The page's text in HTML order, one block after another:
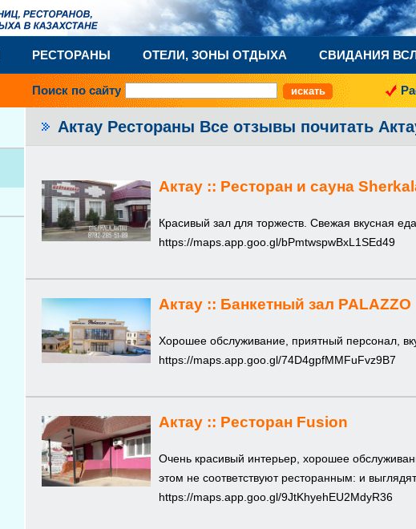
РЕСТОРАНЫ ОТЕЛИ, ЗОНЫ ОТДЫХА СВИДАНИЯ
Поиск по сайту
Актау Рестораны Все отзывы почитать
Актау :: Ресторан и сауна
Красивый зал для торжеств. Свежая вкусная
https://maps.app.goo.gl/bPmtwspwBxL1SEd49
Актау :: Банкетный зал PALAZZO
Хорошее обслуживание, приятный персонал,
https://maps.app.goo.gl/74D4gpfMMFuFvz9B7
Актау :: Ресторан Fusion
Очень красивый интерьер, хорошее
этом не соответствуют ресторанным: и
https://maps.app.goo.gl/9JtKhyehEU2MdyR36